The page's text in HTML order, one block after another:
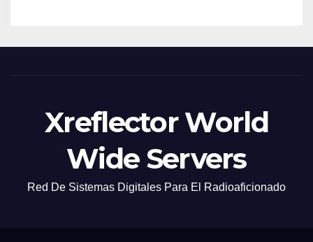
Xreflector World
Wide Servers
Red De Sistemas Digitales Para El Radioaficionado